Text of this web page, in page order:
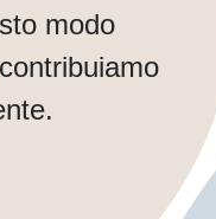
modo